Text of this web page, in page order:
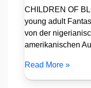
CHILDREN OF
young adult
von der
amerikanischen
Read More »